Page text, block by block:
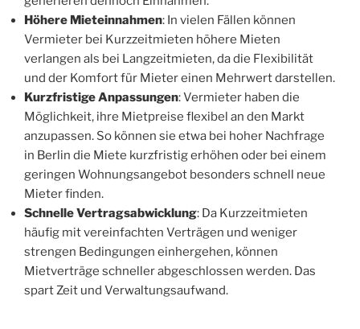
Höhere Mieteinnahmen: In vielen Fällen können
Vermieter bei Kurzzeitmieten höhere Mieten
verlangen als bei Langzeitmieten, da die Flexibilität
und der Komfort für Mieter einen Mehrwert darstellen.
Kurzfristige Anpassungen: Vermieter haben die
Möglichkeit, ihre Mietpreise flexibel an den Markt
anzupassen. So können sie etwa bei hoher Nachfrage
in Berlin die Miete kurzfristig erhöhen oder bei einem
geringen Wohnungsangebot besonders schnell neue
Mieter finden.
Schnelle Vertragsabwicklung: Da Kurzzeitmieten
häufig mit vereinfachten Verträgen und weniger
strengen Bedingungen einhergehen, können
Mietverträge schneller abgeschlossen werden. Das
spart Zeit und Verwaltungsaufwand.